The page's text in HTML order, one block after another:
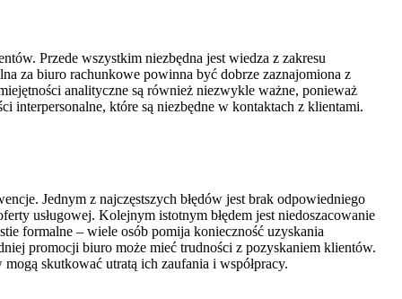
Przede wszystkim niezbędna jest wiedza z zakresu
za biuro rachunkowe powinna być dobrze zaznajomiona z
analityczne są również niezwykle ważne, ponieważ
interpersonalne, które są niezbędne w kontaktach z klientami.
Jednym z najczęstszych błędów jest brak odpowiedniego
usługowej. Kolejnym istotnym błędem jest niedoszacowanie
formalne – wiele osób pomija konieczność uzyskania
promocji biuro może mieć trudności z pozyskaniem klientów.
skutkować utratą ich zaufania i współpracy.